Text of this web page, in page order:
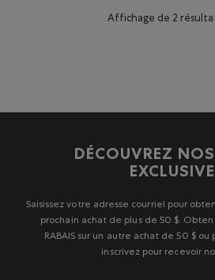
Affichage de 2
DÉCOUVREZ
Saisissez votre adresse courriel pour
prochain achat de plus de 50 $.
RABAIS sur un autre achat de 50 $ ou
inscrivez pour recevoir